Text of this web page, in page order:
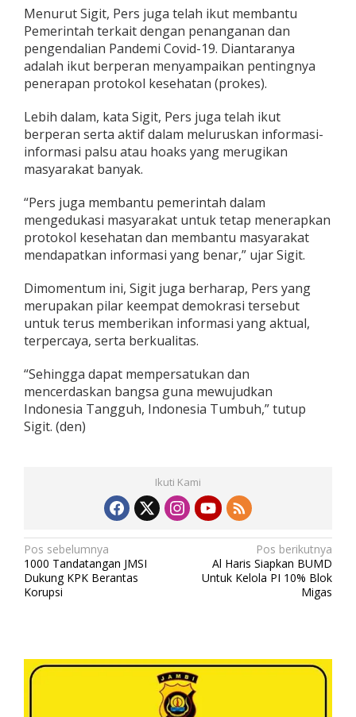
O
p
t
i
m
i
e
d
a
r
a
p
a
Menurut Sigit, Pers juga telah ikut membantu
Pemerintah terkait dengan penanganan dan
pengendalian Pandemi Covid-19. Diantaranya
adalah ikut berperan menyampaikan pentingnya
penerapan protokol kesehatan (prokes).
Lebih dalam, kata Sigit, Pers juga telah ikut
berperan serta aktif dalam meluruskan informasi-
informasi palsu atau hoaks yang merugikan
masyarakat banyak.
“Pers juga membantu pemerintah dalam
mengedukasi masyarakat untuk tetap menerapkan
protokol kesehatan dan membantu masyarakat
mendapatkan informasi yang benar,” ujar Sigit.
Dimomentum ini, Sigit juga berharap, Pers yang
merupakan pilar keempat demokrasi tersebut
untuk terus memberikan informasi yang aktual,
terpercaya, serta berkualitas.
“Sehingga dapat mempersatukan dan
mencerdaskan bangsa guna mewujudkan
Indonesia Tangguh, Indonesia Tumbuh,” tutup
Sigit. (den)
Ikuti Kami
N
a
v
a
s
Pos sebelumnya
1000 Tandatangan JMSI
Dukung KPK Berantas
Korupsi
Pos berikutnya
Al Haris Siapkan BUMD
Untuk Kelola PI 10% Blok
Migas